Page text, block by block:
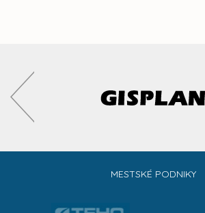
MESTSKÉ PODNIKY